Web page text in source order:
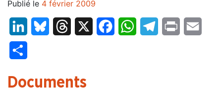
Publié le 4 février 2009
LinkedInBluesky Threads FacebookWhatsAppTelegram
Print
Documents